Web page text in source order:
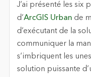
J’ai présenté les six
d’ArcGIS Urban de
d’exécutant de la
communiquer la
s’imbriquent les
solution puissante